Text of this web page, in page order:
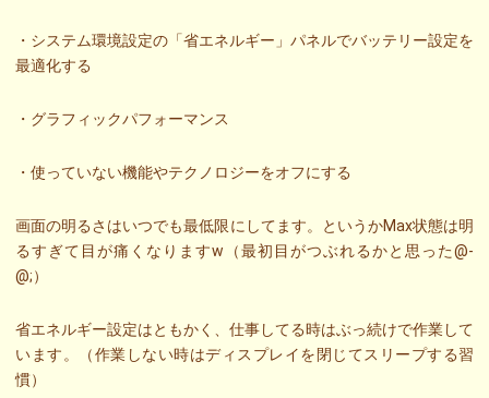
・システム環境設定の「省エネルギー」パネルでバッテリー設定を
最適化する
・グラフィックパフォーマンス
・使っていない機能やテクノロジーをオフにする
画面の明るさはいつでも最低限にしてます。というかMax状態は明
るすぎて目が痛くなりますw（最初目がつぶれるかと思った@-
@;）
省エネルギー設定はともかく、仕事してる時はぶっ続けで作業して
います。（作業しない時はディスプレイを閉じてスリープする習
慣）